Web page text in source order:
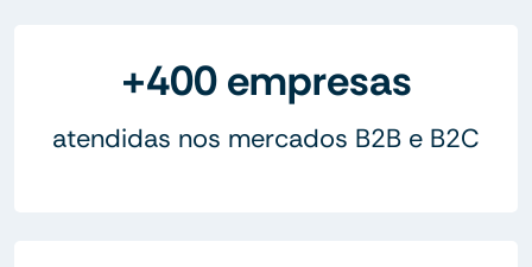
+400 empresas
atendidas nos mercados B2B e B2C